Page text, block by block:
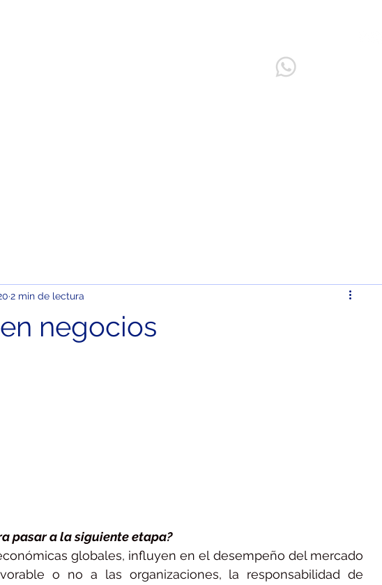
negocios
2 min de lectura
pasar a la siguiente etapa?
globales, influyen en el desempeño del mercado
o no a las organizaciones, la responsabilidad de